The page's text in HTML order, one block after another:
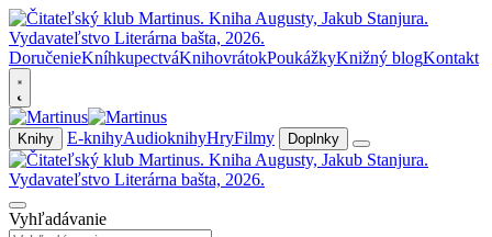
DoručenieKníhkupectváKnihovrátokPoukážkyKnižný blogKontakt
Knihy E-knihyAudioknihyHryFilmy Doplnky
Vyhľadávanie